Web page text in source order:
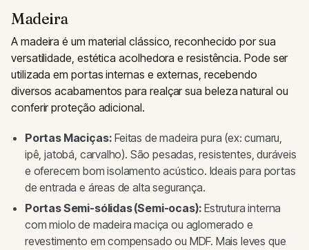
Madeira
A madeira é um material clássico, reconhecido por sua
versatilidade, estética acolhedora e resistência. Pode ser
utilizada em portas internas e externas, recebendo
diversos acabamentos para realçar sua beleza natural ou
conferir proteção adicional.
Portas Maciças: Feitas de madeira pura (ex: cumaru,
ipê, jatobá, carvalho). São pesadas, resistentes, duráveis
e oferecem bom isolamento acústico. Ideais para portas
de entrada e áreas de alta segurança.
Portas Semi-sólidas (Semi-ocas): Estrutura interna
com miolo de madeira maciça ou aglomerado e
revestimento em compensado ou MDF. Mais leves que